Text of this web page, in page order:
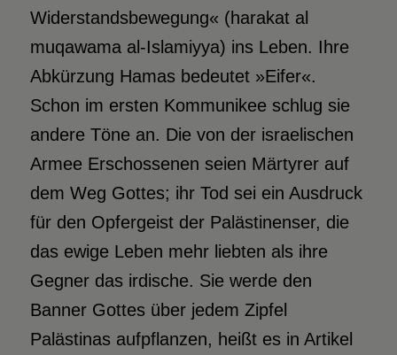
Widerstandsbewegung« (harakat al
muqawama al-Islamiyya) ins Leben. Ihre
Abkürzung Hamas bedeutet »Eifer«.
Schon im ersten Kommunikee schlug sie
andere Töne an. Die von der israelischen
Armee Erschossenen seien Märtyrer auf
dem Weg Gottes; ihr Tod sei ein Ausdruck
für den Opfergeist der Palästinenser, die
das ewige Leben mehr liebten als ihre
Gegner das irdische. Sie werde den
Banner Gottes über jedem Zipfel
Palästinas aufpflanzen, heißt es in Artikel